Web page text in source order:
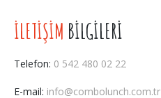
İLETİŞİM BİLGİLERİ
Telefon: 0 542 480 02 22
E-mail: info@combolunch.com.tr